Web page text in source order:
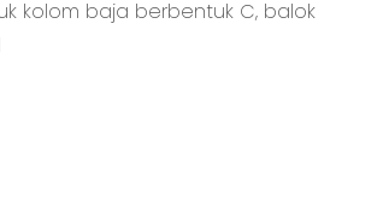
kolom baja berbentuk C, balok